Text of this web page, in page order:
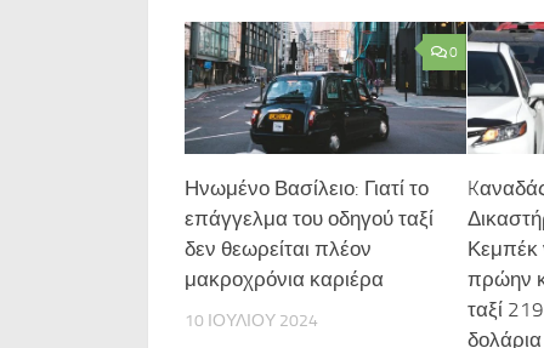
0
Ηνωμένο Βασίλειο: Γιατί το
επάγγελμα του οδηγού ταξί
δεν θεωρείται πλέον
μακροχρόνια καριέρα
10 ΙΟΥΛΊΟΥ 2024
Κεμπέκ
πρώην
ταξί
δολάρια